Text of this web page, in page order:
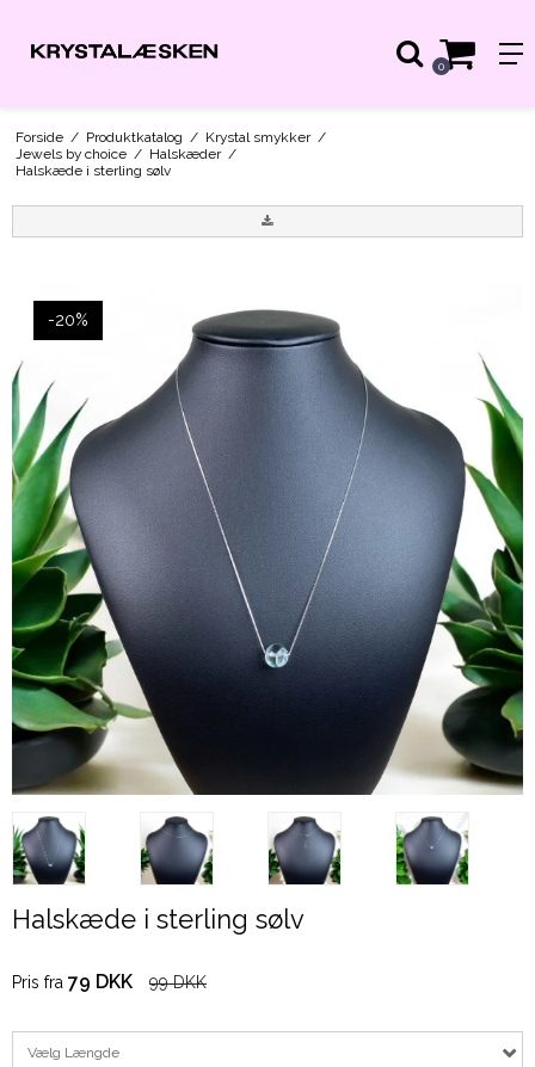
0
Forside / Produktkatalog / Krystal smykker /
Jewels by choice / Halskæder /
Halskæde i sterling sølv
-20%
Halskæde i sterling sølv
Pris fra 79 DKK 99 DKK
Vælg Længde